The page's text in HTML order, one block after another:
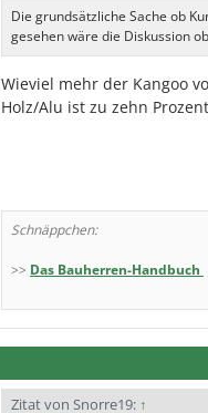
Die grundsätzliche Sache ob
gesehen wäre die Diskussion
Wieviel mehr der Kangoo
Holz/Alu ist zu zehn
Schnäppchen:
>> Das Bauherren-Handbuch
Zitat von Snorre19: ↑